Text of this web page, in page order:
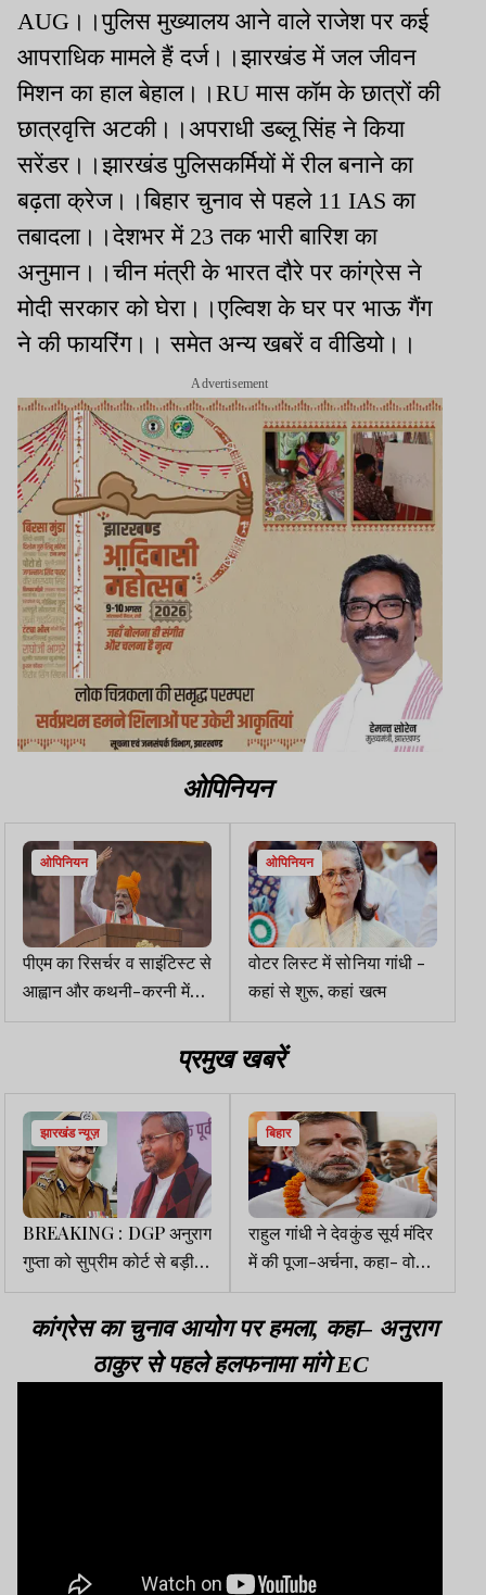
AUG।।पुलिस मुख्यालय आने वाले राजेश पर कई
आपराधिक मामले हैं दर्ज।।झारखंड में जल जीवन
मिशन का हाल बेहाल।।RU मास कॉम के छात्रों की
छात्रवृत्ति अटकी।।अपराधी डब्लू सिंह ने किया
सरेंडर।।झारखंड पुलिसकर्मियों में रील बनाने का
बढ़ता क्रेज।।बिहार चुनाव से पहले 11 IAS का
तबादला।।देशभर में 23 तक भारी बारिश का
अनुमान।।चीन मंत्री के भारत दौरे पर कांग्रेस ने
मोदी सरकार को घेरा।।एल्विश के घर पर भाऊ गैंग
ने की फायरिंग।। समेत अन्य खबरें व वीडियो।।
Advertisement
ओपिनियन
ओपिनियन
पीएम का रिसर्चर व साइंटिस्ट से
आह्वान और कथनी-करनी में
फर्क
ओपिनियन
वोटर लिस्ट में सोनिया गांधी -
कहां से शुरू, कहां खत्म
प्रमुख खबरें
झारखंड न्यूज़
BREAKING : DGP अनुराग
गुप्ता को सुप्रीम कोर्ट से बड़ी
राहत, बाबूलाल मरांडी की
याचिका खारिज
बिहार
राहुल गांधी ने देवकुंड सूर्य मंदिर
में की पूजा-अर्चना, कहा- वोट
चोरी का नया हथियार है SIR
कांग्रेस का चुनाव आयोग पर हमला, कहा– अनुराग
ठाकुर से पहले हलफनामा मांगे EC